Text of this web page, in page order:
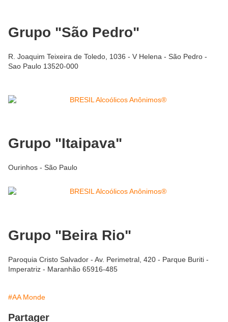
Grupo "São Pedro"
R. Joaquim Teixeira de Toledo, 1036 - V Helena - São Pedro -
Sao Paulo 13520-000
Grupo "Itaipava"
Ourinhos - São Paulo
Grupo "Beira Rio"
Paroquia Cristo Salvador - Av. Perimetral, 420 - Parque Buriti -
Imperatriz - Maranhão 65916-485
#AA Monde
Partager